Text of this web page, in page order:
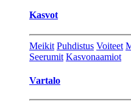
Kasvot
Meikit Puhdistus Voiteet
Seerumit Kasvonaamiot
Vartalo